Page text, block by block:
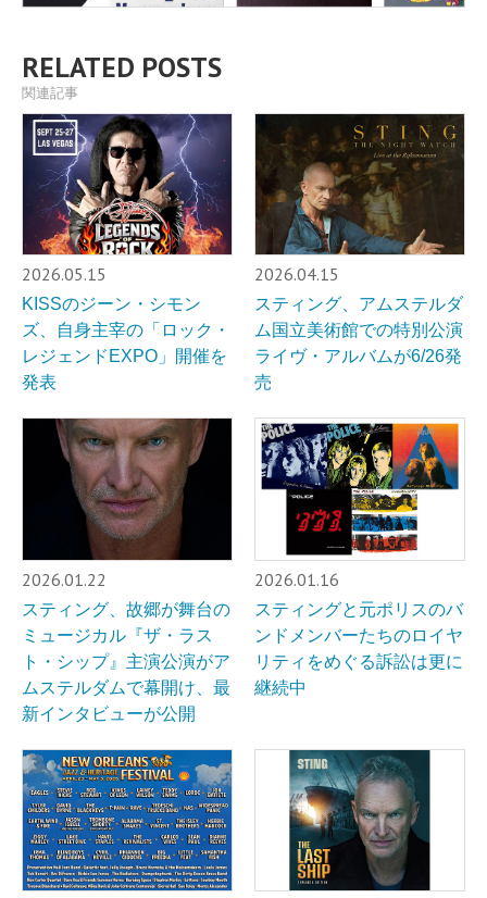
RELATED POSTS
関連記事
2026.05.15
KISSのジーン・シモン
ズ、自身主宰の「ロック・
レジェンドEXPO」開催を
発表
2026.04.15
スティング、アムステルダ
ム国立美術館での特別公演
ライヴ・アルバムが6/26発
売
2026.01.22
スティング、故郷が舞台の
ミュージカル『ザ・ラス
ト・シップ』主演公演がア
ムステルダムで幕開け、最
新インタビューが公開
2026.01.16
スティングと元ポリスのバ
ンドメンバーたちのロイヤ
リティをめぐる訴訟は更に
継続中